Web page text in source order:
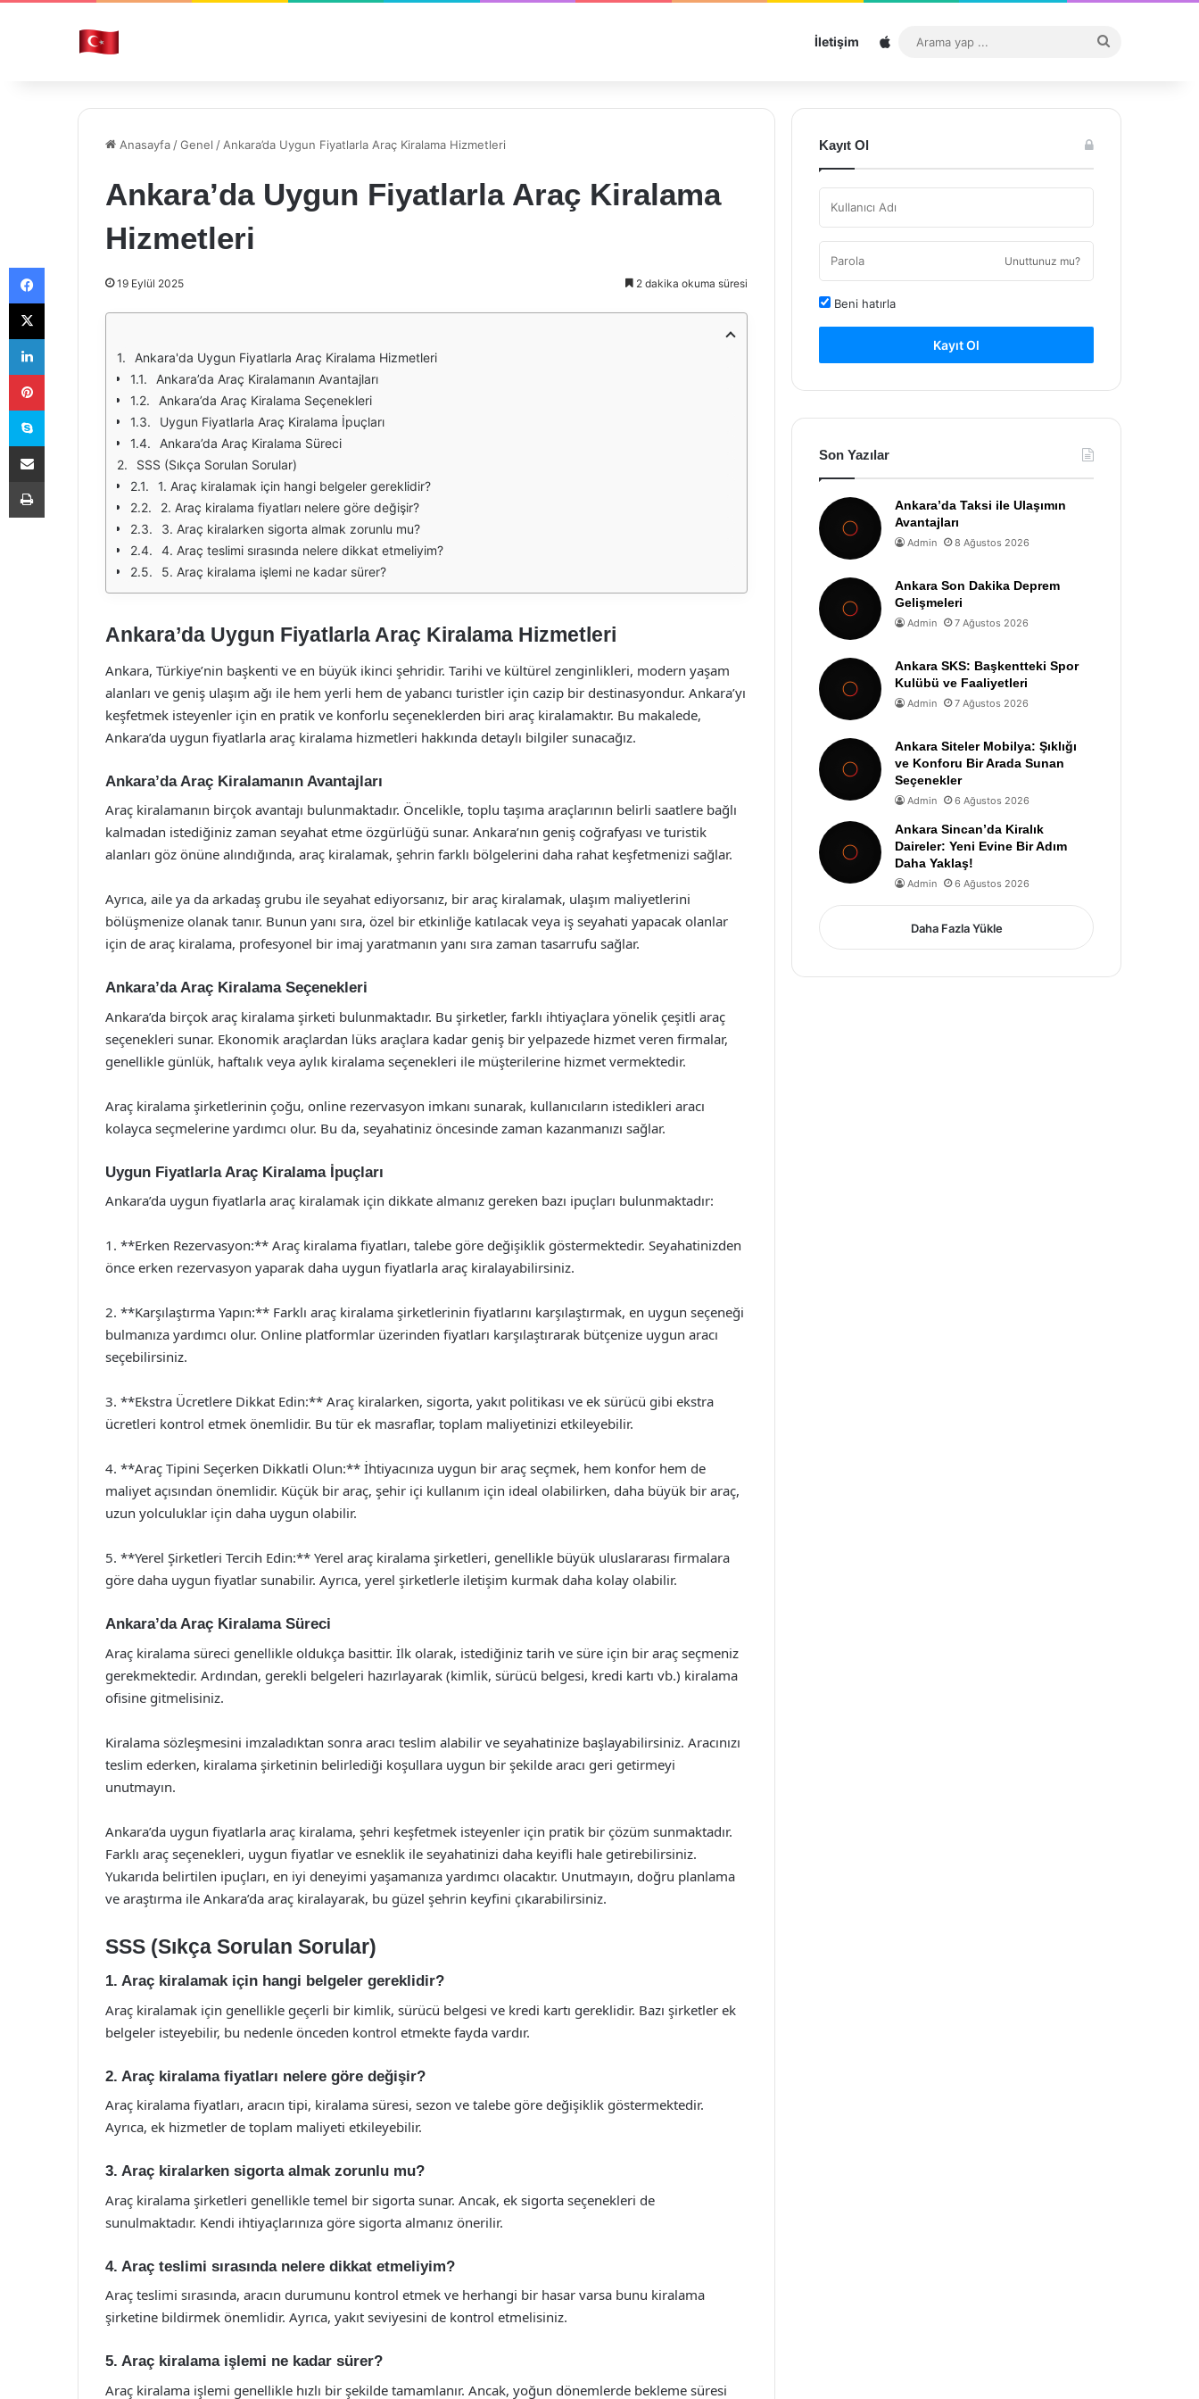
İletişim Sitemap
...
Anasayfa /Genel / Ankara’da Uygun Fiyatlarla Araç Kiralama Hizmetleri
Ankara’da Uygun Fiyatlarla Araç Kiralama
Hizmetleri
19 Eylül 2025 2 dakika okuma süresi
Ankara'da Uygun Fiyatlarla Araç Kiralama Hizmetleri
Ankara’da Araç Kiralamanın Avantajları
Ankara’da Araç Kiralama Seçenekleri
Uygun Fiyatlarla Araç Kiralama İpuçları
Ankara’da Araç Kiralama Süreci
SSS (Sıkça Sorulan Sorular)
1. Araç kiralamak için hangi belgeler gereklidir?
2. Araç kiralama fiyatları nelere göre değişir?
3. Araç kiralarken sigorta almak zorunlu mu?
4. Araç teslimi sırasında nelere dikkat etmeliyim?
5. Araç kiralama işlemi ne kadar sürer?
Ankara’da Uygun Fiyatlarla Araç Kiralama Hizmetleri
Ankara, Türkiye’nin başkenti ve en büyük ikinci şehridir. Tarihi ve kültürel zenginlikleri, modern yaşam
alanları ve geniş ulaşım ağı ile hem yerli hem de yabancı turistler için cazip bir destinasyondur. Ankara’yı
keşfetmek isteyenler için en pratik ve konforlu seçeneklerden biri araç kiralamaktır. Bu makalede,
Ankara’da uygun fiyatlarla araç kiralama hizmetleri hakkında detaylı bilgiler sunacağız.
Ankara’da Araç Kiralamanın Avantajları
Araç kiralamanın birçok avantajı bulunmaktadır. Öncelikle, toplu taşıma araçlarının belirli saatlere bağlı
kalmadan istediğiniz zaman seyahat etme özgürlüğü sunar. Ankara’nın geniş coğrafyası ve turistik
alanları göz önüne alındığında, araç kiralamak, şehrin farklı bölgelerini daha rahat keşfetmenizi sağlar.
Ayrıca, aile ya da arkadaş grubu ile seyahat ediyorsanız, bir araç kiralamak, ulaşım maliyetlerini
bölüşmenize olanak tanır. Bunun yanı sıra, özel bir etkinliğe katılacak veya iş seyahati yapacak olanlar
için de araç kiralama, profesyonel bir imaj yaratmanın yanı sıra zaman tasarrufu sağlar.
Ankara’da Araç Kiralama Seçenekleri
Ankara’da birçok araç kiralama şirketi bulunmaktadır. Bu şirketler, farklı ihtiyaçlara yönelik çeşitli araç
seçenekleri sunar. Ekonomik araçlardan lüks araçlara kadar geniş bir yelpazede hizmet veren firmalar,
genellikle günlük, haftalık veya aylık kiralama seçenekleri ile müşterilerine hizmet vermektedir.
Araç kiralama şirketlerinin çoğu, online rezervasyon imkanı sunarak, kullanıcıların istedikleri aracı
kolayca seçmelerine yardımcı olur. Bu da, seyahatiniz öncesinde zaman kazanmanızı sağlar.
Uygun Fiyatlarla Araç Kiralama İpuçları
Ankara’da uygun fiyatlarla araç kiralamak için dikkate almanız gereken bazı ipuçları bulunmaktadır:
1. **Erken Rezervasyon:** Araç kiralama fiyatları, talebe göre değişiklik göstermektedir. Seyahatinizden
önce erken rezervasyon yaparak daha uygun fiyatlarla araç kiralayabilirsiniz.
2. **Karşılaştırma Yapın:** Farklı araç kiralama şirketlerinin fiyatlarını karşılaştırmak, en uygun seçeneği
bulmanıza yardımcı olur. Online platformlar üzerinden fiyatları karşılaştırarak bütçenize uygun aracı
seçebilirsiniz.
3. **Ekstra Ücretlere Dikkat Edin:** Araç kiralarken, sigorta, yakıt politikası ve ek sürücü gibi ekstra
ücretleri kontrol etmek önemlidir. Bu tür ek masraflar, toplam maliyetinizi etkileyebilir.
4. **Araç Tipini Seçerken Dikkatli Olun:** İhtiyacınıza uygun bir araç seçmek, hem konfor hem de
maliyet açısından önemlidir. Küçük bir araç, şehir içi kullanım için ideal olabilirken, daha büyük bir araç,
uzun yolculuklar için daha uygun olabilir.
5. **Yerel Şirketleri Tercih Edin:** Yerel araç kiralama şirketleri, genellikle büyük uluslararası firmalara
göre daha uygun fiyatlar sunabilir. Ayrıca, yerel şirketlerle iletişim kurmak daha kolay olabilir.
Ankara’da Araç Kiralama Süreci
Araç kiralama süreci genellikle oldukça basittir. İlk olarak, istediğiniz tarih ve süre için bir araç seçmeniz
gerekmektedir. Ardından, gerekli belgeleri hazırlayarak (kimlik, sürücü belgesi, kredi kartı vb.) kiralama
ofisine gitmelisiniz.
Kiralama sözleşmesini imzaladıktan sonra aracı teslim alabilir ve seyahatinize başlayabilirsiniz. Aracınızı
teslim ederken, kiralama şirketinin belirlediği koşullara uygun bir şekilde aracı geri getirmeyi
unutmayın.
Ankara’da uygun fiyatlarla araç kiralama, şehri keşfetmek isteyenler için pratik bir çözüm sunmaktadır.
Farklı araç seçenekleri, uygun fiyatlar ve esneklik ile seyahatinizi daha keyifli hale getirebilirsiniz.
Yukarıda belirtilen ipuçları, en iyi deneyimi yaşamanıza yardımcı olacaktır. Unutmayın, doğru planlama
ve araştırma ile Ankara’da araç kiralayarak, bu güzel şehrin keyfini çıkarabilirsiniz.
SSS (Sıkça Sorulan Sorular)
1. Araç kiralamak için hangi belgeler gereklidir?
Araç kiralamak için genellikle geçerli bir kimlik, sürücü belgesi ve kredi kartı gereklidir. Bazı şirketler ek
belgeler isteyebilir, bu nedenle önceden kontrol etmekte fayda vardır.
2. Araç kiralama fiyatları nelere göre değişir?
Araç kiralama fiyatları, aracın tipi, kiralama süresi, sezon ve talebe göre değişiklik göstermektedir.
Ayrıca, ek hizmetler de toplam maliyeti etkileyebilir.
3. Araç kiralarken sigorta almak zorunlu mu?
Araç kiralama şirketleri genellikle temel bir sigorta sunar. Ancak, ek sigorta seçenekleri de
sunulmaktadır. Kendi ihtiyaçlarınıza göre sigorta almanız önerilir.
4. Araç teslimi sırasında nelere dikkat etmeliyim?
Araç teslimi sırasında, aracın durumunu kontrol etmek ve herhangi bir hasar varsa bunu kiralama
şirketine bildirmek önemlidir. Ayrıca, yakıt seviyesini de kontrol etmelisiniz.
5. Araç kiralama işlemi ne kadar sürer?
Araç kiralama işlemi genellikle hızlı bir şekilde tamamlanır. Ancak, yoğun dönemlerde bekleme süresi
Kayıt Ol
Unuttunuz mu?
Beni hatırla
Kayıt Ol
Son Yazılar
Ankara’da Taksi ile Ulaşımın
Avantajları
Admin 8 Ağustos 2026
Ankara Son Dakika Deprem
Gelişmeleri
Admin 7 Ağustos 2026
Ankara SKS: Başkentteki Spor
Kulübü ve Faaliyetleri
Admin 7 Ağustos 2026
Ankara Siteler Mobilya: Şıklığı
ve Konforu Bir Arada Sunan
Seçenekler
Admin 6 Ağustos 2026
Ankara Sincan’da Kiralık
Daireler: Yeni Evine Bir Adım
Daha Yaklaş!
Admin 6 Ağustos 2026
Daha Fazla Yükle
Facebook
X
LinkedIn
Pinterest
Skype
E-Posta ile paylaş